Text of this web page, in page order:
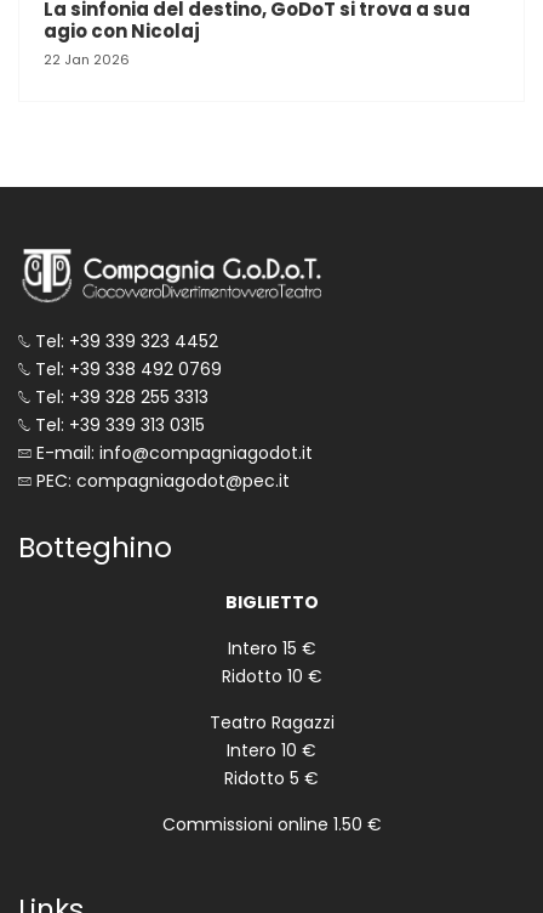
La sinfonia del destino, GoDoT si trova a sua
agio con Nicolaj
22 Jan 2026
Tel: +39 339 323 4452
Tel: +39 338 492 0769
Tel: +39 328 255 3313
Tel: +39 339 313 0315
E-mail: info@compagniagodot.it
PEC: compagniagodot@pec.it
Botteghino
BIGLIETTO
Intero 15 €
Ridotto 10 €
Teatro Ragazzi
Intero 10 €
Ridotto 5 €
Commissioni online 1.50 €